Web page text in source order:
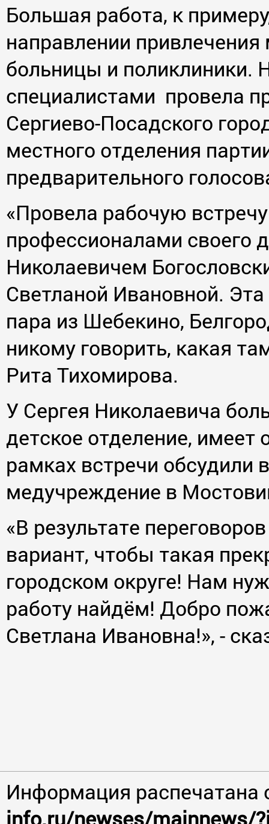
Большая работа, к
направлении
больницы и поликлиники.
специалистами провела
Сергиево-Посадского
местного отделения
предварительного
«Провела рабочую
профессионалами своего
Николаевичем
Светланой Ивановной.
пара из Шебекино,
никому говорить, какая
Рита Тихомирова.
У Сергея Николаевича
детское отделение,
рамках встречи обсудили
медучреждение в
«В результате
вариант, чтобы такая
городском округе! Нам
работу найдём! Добро
Светлана Ивановна!», -
Информация
info.ru/newses/mainnews/